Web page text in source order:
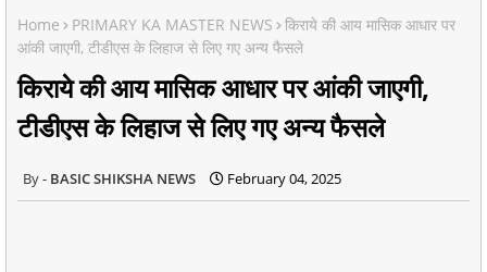
Home PRIMARY KA MASTER NEWS
किराये की आय मासिक आधार पर
आंकी जाएगी, टीडीएस के लिहाज से लिए गए अन्य फैसले
किराये की आय मासिक आधार पर आंकी जाएगी,
टीडीएस के लिहाज से लिए गए अन्य फैसले
BASIC SHIKSHA NEWS February 04, 2025